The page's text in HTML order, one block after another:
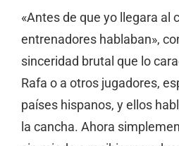
«Antes de que yo llegara al
entrenadores hablaban»,
sinceridad brutal que lo
Rafa o a otros jugadores,
países hispanos, y ellos
la cancha. Ahora